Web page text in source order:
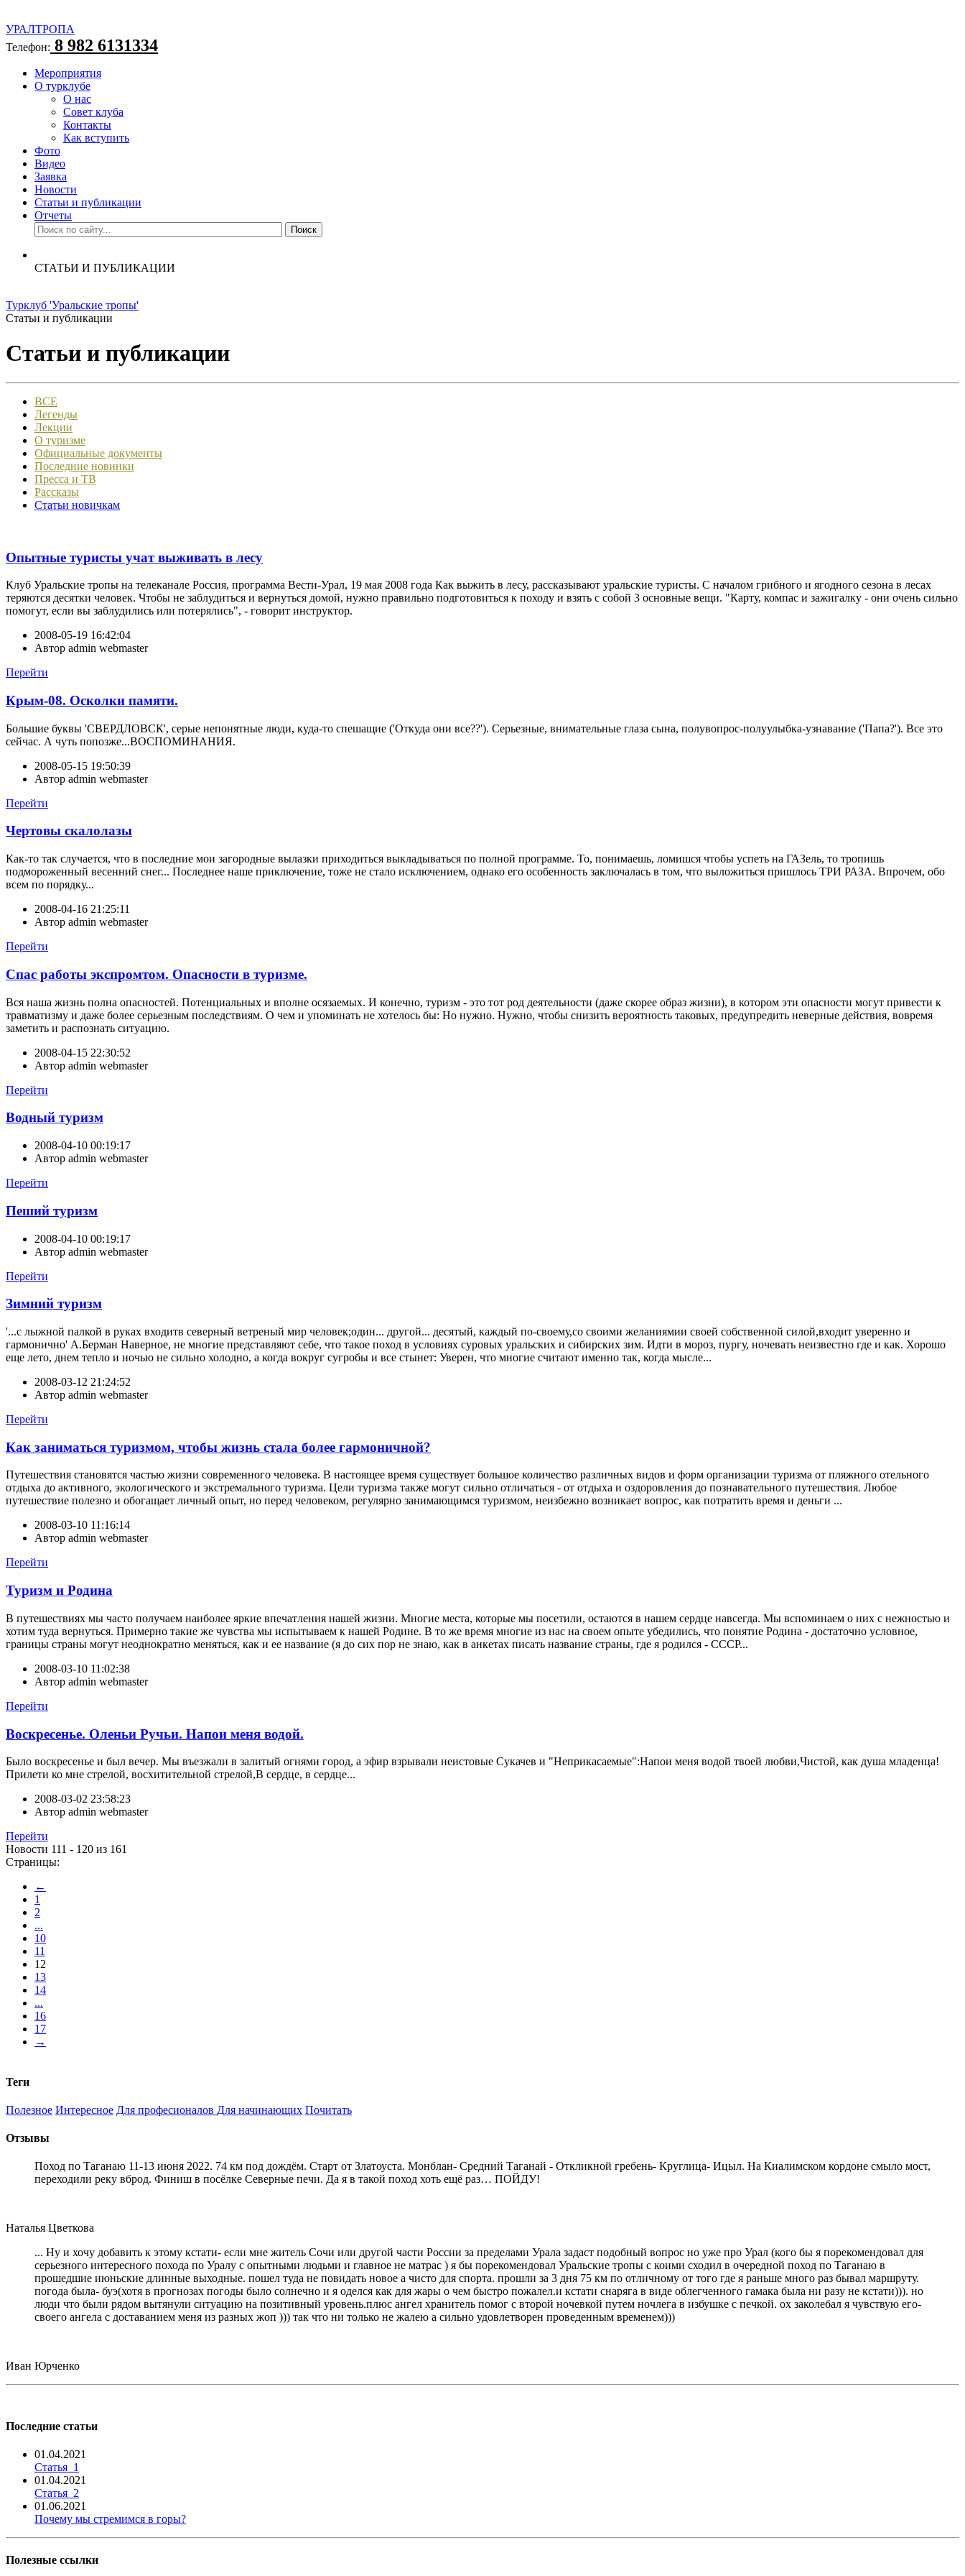
УРАЛТРОПА
Телефон: 8 982 6131334
Мероприятия
О турклубе
О нас
Совет клуба
Контакты
Как вступить
Фото
Видео
Заявка
Новости
Статьи и публикации
Отчеты
СТАТЬИ И ПУБЛИКАЦИИ
Турклуб 'Уральские тропы'
Статьи и публикации
Статьи и публикации
ВСЕ
Легенды
Лекции
О туризме
Официальные документы
Последние новинки
Пресса и ТВ
Рассказы
Статьи новичкам
Опытные туристы учат выживать в лесу
Клуб Уральские тропы на телеканале Россия, программа Вести-Урал, 19 мая 2008 года Как выжить в лесу, рассказывают уральские туристы. С началом грибного и ягодного сезона в лесах
теряются десятки человек. Чтобы не заблудиться и вернуться домой, нужно правильно подготовиться к походу и взять с собой 3 основные вещи. "Карту, компас и зажигалку - они очень сильно
помогут, если вы заблудились или потерялись", - говорит инструктор.
2008-05-19 16:42:04
Автор admin webmaster
Перейти
Крым-08. Осколки памяти.
Большие буквы 'СВЕРДЛОВСК', серые непонятные люди, куда-то спешащие ('Откуда они все??'). Серьезные, внимательные глаза сына, полувопрос-полуулыбка-узнавание ('Папа?'). Все это
сейчас. А чуть попозже...ВОСПОМИНАНИЯ.
2008-05-15 19:50:39
Автор admin webmaster
Перейти
Чертовы скалолазы
Как-то так случается, что в последние мои загородные вылазки приходиться выкладываться по полной программе. То, понимаешь, ломишся чтобы успеть на ГАЗель, то тропишь
подмороженный весенний снег... Последнее наше приключение, тоже не стало исключением, однако его особенность заключалась в том, что выложиться пришлось ТРИ РАЗА. Впрочем, обо
всем по порядку...
2008-04-16 21:25:11
Автор admin webmaster
Перейти
Спас работы экспромтом. Опасности в туризме.
Вся наша жизнь полна опасностей. Потенциальных и вполне осязаемых. И конечно, туризм - это тот род деятельности (даже скорее образ жизни), в котором эти опасности могут привести к
травматизму и даже более серьезным последствиям. О чем и упоминать не хотелось бы: Но нужно. Нужно, чтобы снизить вероятность таковых, предупредить неверные действия, вовремя
заметить и распознать ситуацию.
2008-04-15 22:30:52
Автор admin webmaster
Перейти
Водный туризм
2008-04-10 00:19:17
Автор admin webmaster
Перейти
Пеший туризм
2008-04-10 00:19:17
Автор admin webmaster
Перейти
Зимний туризм
'...с лыжной палкой в руках входитв северный ветреный мир человек;один... другой... десятый, каждый по-своему,со своими желаниямии своей собственной силой,входит уверенно и
гармонично' А.Берман Наверное, не многие представляют себе, что такое поход в условиях суровых уральских и сибирских зим. Идти в мороз, пургу, ночевать неизвестно где и как. Хорошо
еще лето, днем тепло и ночью не сильно холодно, а когда вокруг сугробы и все стынет: Уверен, что многие считают именно так, когда мысле...
2008-03-12 21:24:52
Автор admin webmaster
Перейти
Как заниматься туризмом, чтобы жизнь стала более гармоничной?
Путешествия становятся частью жизни современного человека. В настоящее время существует большое количество различных видов и форм организации туризма от пляжного отельного
отдыха до активного, экологического и экстремального туризма. Цели туризма также могут сильно отличаться - от отдыха и оздоровления до познавательного путешествия. Любое
путешествие полезно и обогащает личный опыт, но перед человеком, регулярно занимающимся туризмом, неизбежно возникает вопрос, как потратить время и деньги ...
2008-03-10 11:16:14
Автор admin webmaster
Перейти
Туризм и Родина
В путешествиях мы часто получаем наиболее яркие впечатления нашей жизни. Многие места, которые мы посетили, остаются в нашем сердце навсегда. Мы вспоминаем о них с нежностью и
хотим туда вернуться. Примерно такие же чувства мы испытываем к нашей Родине. В то же время многие из нас на своем опыте убедились, что понятие Родина - достаточно условное,
границы страны могут неоднократно меняться, как и ее название (я до сих пор не знаю, как в анкетах писать название страны, где я родился - СССР...
2008-03-10 11:02:38
Автор admin webmaster
Перейти
Воскресенье. Оленьи Ручьи. Напои меня водой.
Было воскресенье и был вечер. Мы въезжали в залитый огнями город, а эфир взрывали неистовые Сукачев и "Неприкасаемые":Напои меня водой твоей любви,Чистой, как душа младенца!
Прилети ко мне стрелой, восхитительной стрелой,В сердце, в сердце...
2008-03-02 23:58:23
Автор admin webmaster
Перейти
Новости 111 - 120 из 161
Страницы:
←
1
2
...
10
11
12
13
14
...
16
17
→
Теги
Полезное Интересное Для професионалов Для начинающих Почитать
Отзывы
Поход по Таганаю 11-13 июня 2022. 74 км под дождём. Старт от Златоуста. Монблан- Средний Таганай - Откликной гребень- Круглица- Ицыл. На Киалимском кордоне смыло мост,
переходили реку вброд. Финиш в посёлке Северные печи. Да я в такой поход хоть ещё раз… ПОЙДУ!
Наталья Цветкова
... Ну и хочу добавить к этому кстати- если мне житель Сочи или другой части России за пределами Урала задаст подобный вопрос но уже про Урал (кого бы я порекомендовал для
серьезного интересного похода по Уралу с опытными людьми и главное не матрас ) я бы порекомендовал Уральские тропы с коими сходил в очередной поход по Таганаю в
прошедшие июньские длинные выходные. пошел туда не повидать новое а чисто для спорта. прошли за 3 дня 75 км по отличному от того где я раньше много раз бывал маршруту.
погода была- буэ(хотя в прогнозах погоды было солнечно и я оделся как для жары о чем быстро пожалел.и кстати снаряга в виде облегченного гамака была ни разу не кстати))). но
люди что были рядом вытянули ситуацию на позитивный уровень.плюс ангел хранитель помог с второй ночевкой путем ночлега в избушке с печкой. ох заколебал я чувствую его-
своего ангела с доставанием меня из разных жоп ))) так что ни только не жалею а сильно удовлетворен проведенным временем)))
Иван Юрченко
Последние статьи
01.04.2021
Статья_1
01.04.2021
Статья_2
01.06.2021
Почему мы стремимся в горы?
Полезные ссылки